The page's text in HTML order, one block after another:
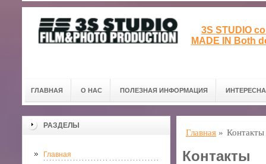
3S STUDIO
MADE IN Both
ГЛАВНАЯ О НАС ПОЛЕЗНАЯ ИНФОРМАЦИЯ
РАЗДЕЛЫ
Главная
Главная » Контакты
Контакты